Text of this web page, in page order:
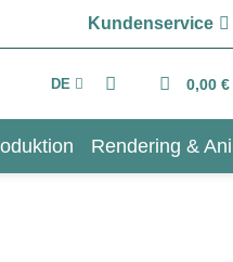
Kundenservice
DE 0,00 €
Rendering &